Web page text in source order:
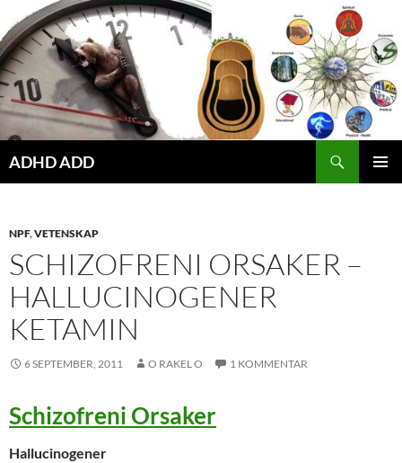
Hoppa
till
innehåll
ADHD ADD
NPF,VETENSKAP
SCHIZOFRENI ORSAKER –
HALLUCINOGENER
KETAMIN
6 SEPTEMBER, 2011 O RAKEL O 1 KOMMENTAR
Schizofreni Orsaker
Hallucinogener